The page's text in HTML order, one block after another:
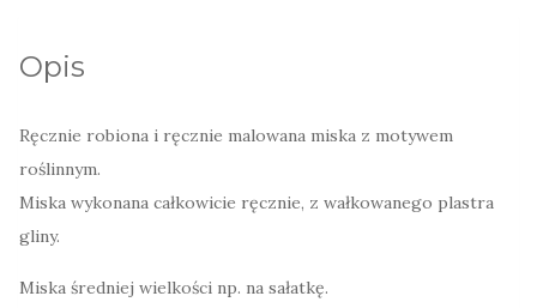
Opis
Ręcznie robiona i ręcznie malowana miska z motywem
roślinnym.
Miska wykonana całkowicie ręcznie, z wałkowanego plastra
gliny.
Miska średniej wielkości np. na sałatkę.